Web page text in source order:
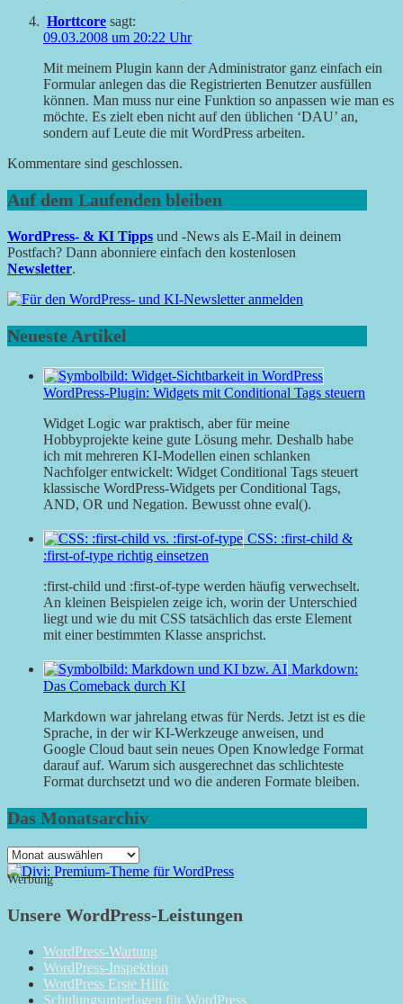
Horttcore sagt:
09.03.2008 um 20:22 Uhr
Mit meinem Plugin kann der Administrator ganz einfach ein
Formular anlegen das die Registrierten Benutzer ausfüllen
können. Man muss nur eine Funktion so anpassen wie man es
möchte. Es zielt eben nicht auf den üblichen ‘DAU’ an,
sondern auf Leute die mit WordPress arbeiten.
Kommentare sind geschlossen.
Auf dem Laufenden bleiben
WordPress- & KI Tipps und -News als E-Mail in deinem
Postfach? Dann abonniere einfach den kostenlosen
Newsletter.
Neueste Artikel
WordPress-Plugin: Widgets mit Conditional Tags steuern
Widget Logic war praktisch, aber für meine
Hobbyprojekte keine gute Lösung mehr. Deshalb habe
ich mit mehreren KI-Modellen einen schlanken
Nachfolger entwickelt: Widget Conditional Tags steuert
klassische WordPress-Widgets per Conditional Tags,
AND, OR und Negation. Bewusst ohne eval().
CSS: :first-child &
:first-of-type richtig einsetzen
:first-child und :first-of-type werden häufig verwechselt.
An kleinen Beispielen zeige ich, worin der Unterschied
liegt und wie du mit CSS tatsächlich das erste Element
mit einer bestimmten Klasse ansprichst.
Markdown:
Das Comeback durch KI
Markdown war jahrelang etwas für Nerds. Jetzt ist es die
Sprache, in der wir KI-Werkzeuge anweisen, und
Google Cloud baut sein neues Open Knowledge Format
darauf auf. Warum sich ausgerechnet das schlichteste
Format durchsetzt und wo die anderen Formate bleiben.
Das Monatsarchiv
Das
Monatsarchiv
Werbung
Unsere WordPress-Leistungen
WordPress-Wartung
WordPress-Inspektion
WordPress Erste Hilfe
Schulungsunterlagen für WordPress